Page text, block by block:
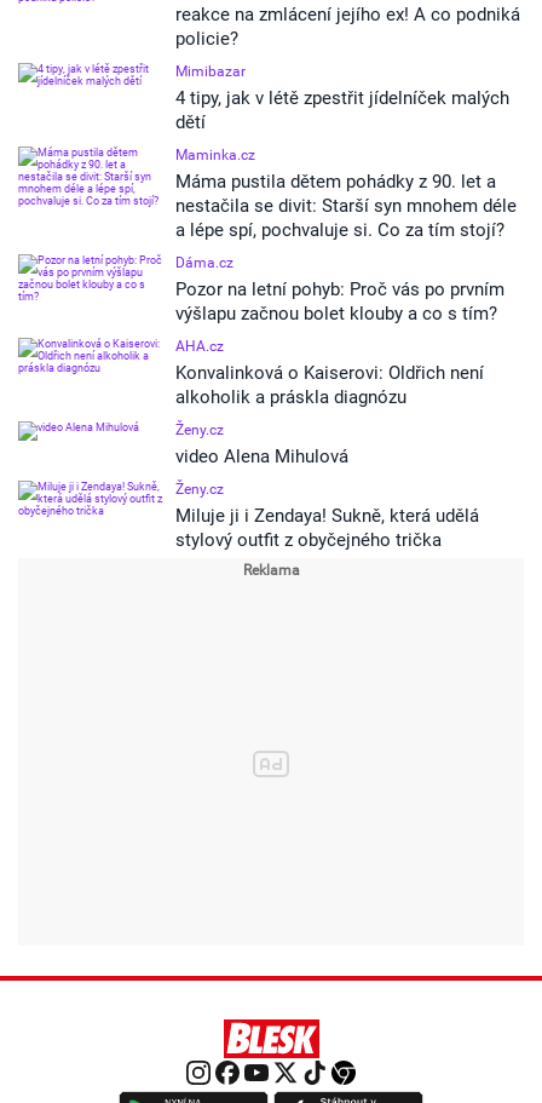
reakce na zmlácení jejího ex! A co podniká
policie?
Mimibazar
4 tipy, jak v létě zpestřit jídelníček malých
dětí
Maminka.cz
Máma pustila dětem pohádky z 90. let a
nestačila se divit: Starší syn mnohem déle
a lépe spí, pochvaluje si. Co za tím stojí?
Dáma.cz
Pozor na letní pohyb: Proč vás po prvním
výšlapu začnou bolet klouby a co s tím?
AHA.cz
Konvalinková o Kaiserovi: Oldřich není
alkoholik a práskla diagnózu
Ženy.cz
video Alena Mihulová
Ženy.cz
Miluje ji i Zendaya! Sukně, která udělá
stylový outfit z obyčejného trička